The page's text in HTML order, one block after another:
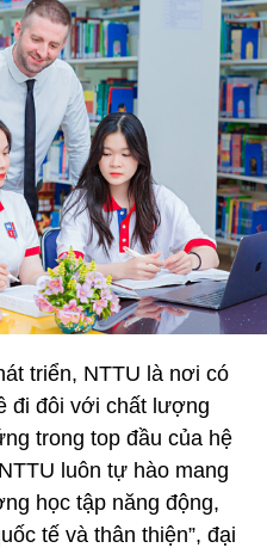
triển, NTTU là nơi có
đi đôi với chất lượng
trong top đầu của hệ
luôn tự hào mang
học tập năng động,
tế và thân thiện”, đại